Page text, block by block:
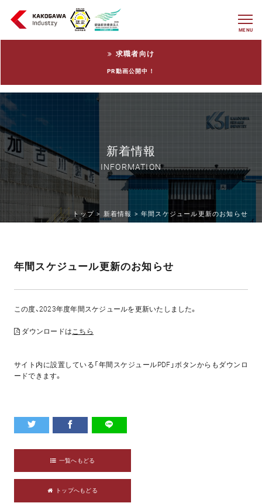
MENU
求職者向け
PR動画公開中！
新着情報
INFORMATION
トップ > 新着情報 > 年間スケジュール更新のお知らせ
年間スケジュール更新のお知らせ
この度、2023年度年間スケジュールを更新いたしました。
ダウンロードはこちら
サイト内に設置している「年間スケジュールPDF」ボタンからもダウンロ
ードできます。
一覧へもどる
トップへもどる